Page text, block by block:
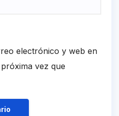
electrónico y web en
vez que